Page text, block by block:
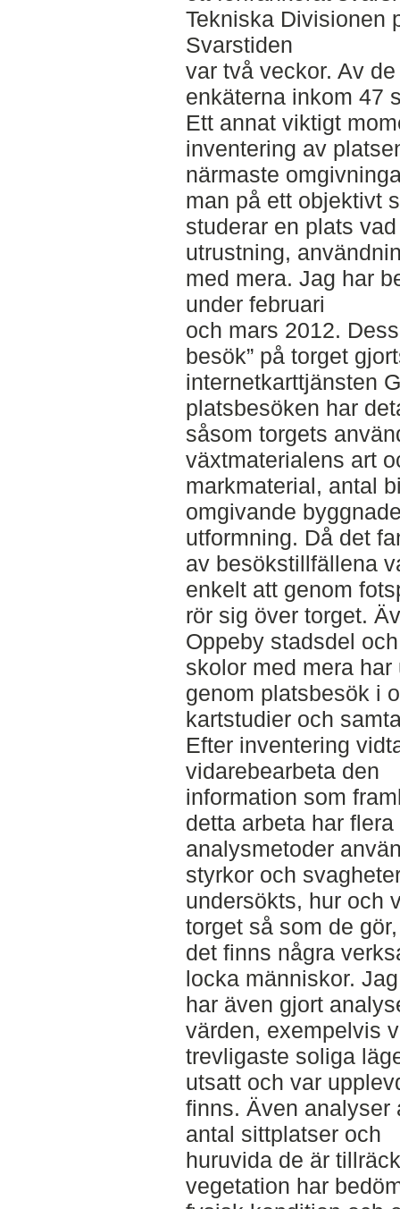
Tekniska Divisionen
Svarstiden
var två veckor. Av
enkäterna inkom 47
Ett annat viktigt
inventering av
närmaste
man på ett objektivt
studerar en plats
utrustning,
med mera. Jag har
under februari
och mars 2012.
besök” på torget
internetkarttjänsten
platsbesöken har
såsom torgets
växtmaterialens art
markmaterial, antal
omgivande
utformning. Då det
av besökstillfällena
enkelt att genom
rör sig över torget.
Oppeby stadsdel
skolor med mera har
genom platsbesök i
kartstudier och
Efter inventering
vidarebearbeta den
information som
detta arbeta har flera
analysmetoder
styrkor och
undersökts, hur och
torget så som de
det finns några
locka människor. Jag
har även gjort
värden, exempelvis
trevligaste soliga
utsatt och var
finns. Även analyser
antal sittplatser och
huruvida de är
vegetation har